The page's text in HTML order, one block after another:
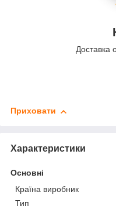
Доставка
Приховати
Характеристики
Основні
Країна виробник
Тип